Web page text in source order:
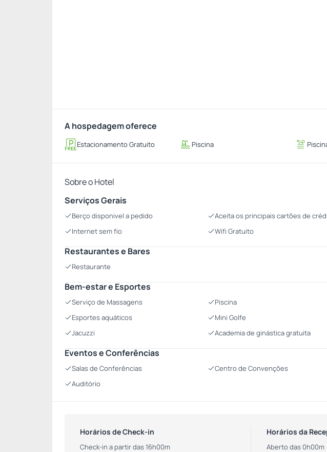
A hospedagem oferece
Estacionamento Gratuito Piscina
Sobre o Hotel
Serviços Gerais
Berço disponivel a pedido Aceita os principais cartões de
Internet sem fio
Wifi Gratuito
Restaurantes e Bares
Restaurante
Bem-estar e Esportes
Serviço de Massagens Piscina
Esportes aquáticos
Mini Golfe
Jacuzzi
Academia de ginástica gratuita
Eventos e Conferências
Salas de Conferências Centro de Convenções
Auditório
Horários de Check-in
Check-in a partir das 16h00m
Horários da
Aberto das 0h00m